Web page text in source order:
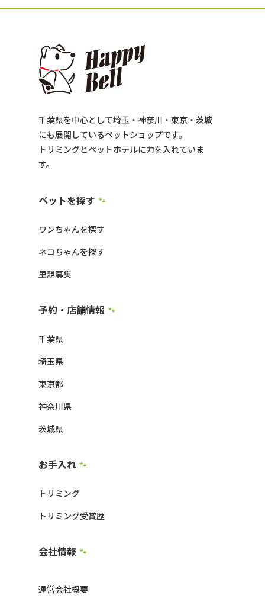
千葉県を中心として埼玉・神奈川・東京・茨城
にも展開しているペットショップです。
トリミングとペットホテルに力を入れていま
す。
ペットを探す 🐾
ワンちゃんを探す
ネコちゃんを探す
里親募集
予約・店舗情報 🐾
千葉県
埼玉県
東京都
神奈川県
茨城県
お手入れ 🐾
トリミング
トリミング受賞歴
会社情報 🐾
運営会社概要